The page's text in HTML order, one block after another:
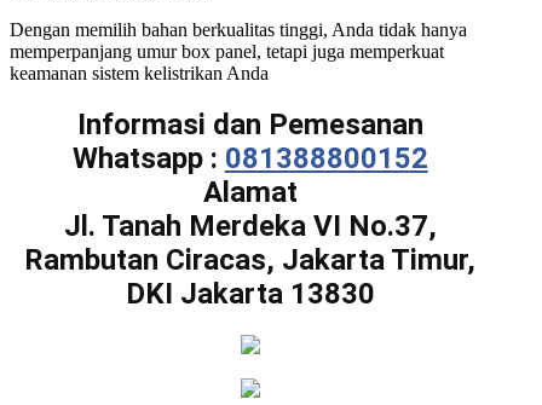
Dengan memilih bahan berkualitas tinggi, Anda tidak hanya
memperpanjang umur box panel, tetapi juga memperkuat
keamanan sistem kelistrikan Anda
Informasi dan Pemesanan
Whatsapp : 081388800152
Alamat
Jl. Tanah Merdeka VI No.37,
Rambutan Ciracas, Jakarta Timur,
DKI Jakarta 13830